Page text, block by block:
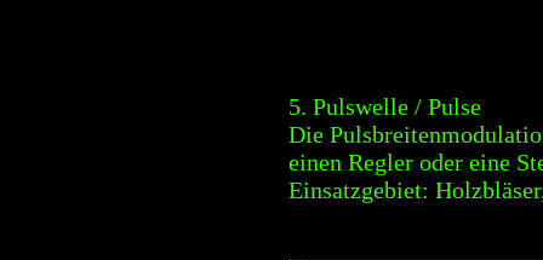
5. Pulswelle / Pulse
Die
einen Regler oder eine
Einsatzgebiet: